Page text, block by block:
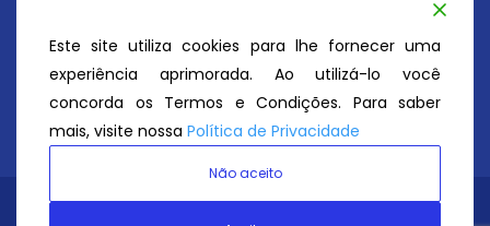
secretaria@atc.esp.br
Este site utiliza cookies para lhe fornecer uma
experiência aprimorada. Ao utilizá-lo você
concorda os Termos e Condições. Para saber
mais, visite nossa Política de Privacidade
Não aceito